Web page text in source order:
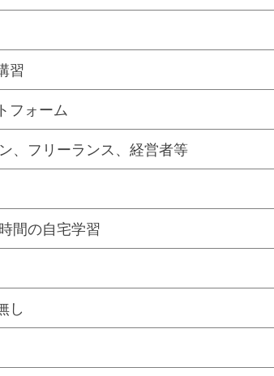
習
フォーム
、フリーランス、経営者等
間の自宅学習
し